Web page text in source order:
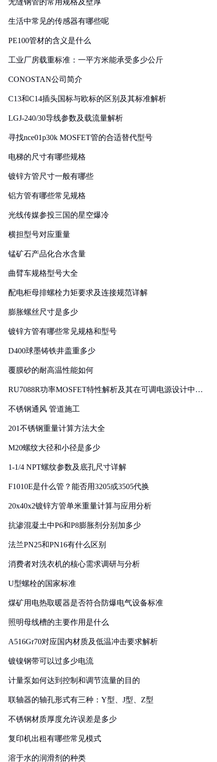
无缝钢管的常用规格及壁厚
生活中常见的传感器有哪些呢
PE100管材的含义是什么
工业厂房载重标准：一平方米能承受多少公斤
CONOSTAN公司简介
C13和C14插头国标与欧标的区别及其标准解析
LGJ-240/30导线参数及载流量解析
寻找nce01p30k MOSFET管的合适替代型号
电梯的尺寸有哪些规格
镀锌方管尺寸一般有哪些
铝方管有哪些常见规格
光线传媒参投三国的星空爆冷
横担型号对应重量
锰矿石产品化合水含量
曲臂车规格型号大全
配电柜母排螺栓力矩要求及连接规范详解
膨胀螺丝尺寸是多少
镀锌方管有哪些常见规格和型号
D400球墨铸铁井盖重多少
覆膜砂的耐高温性能如何
RU7088R功率MOSFET特性解析及其在可调电源设计中的
不锈钢通风 管道施工
201不锈钢重量计算方法大全
M20螺纹大径和小径是多少
1-1/4 NPT螺纹参数及底孔尺寸详解
F1010E是什么管？能否用3205或3505代换
20x40x2镀锌方管单米重量计算与应用分析
抗渗混凝土中P6和P8膨胀剂分别加多少
法兰PN25和PN16有什么区别
消费者对洗衣机的核心需求调研与分析
U型螺栓的国家标准
煤矿用电热取暖器是否符合防爆电气设备标准
照明母线槽的主要作用是什么
A516Gr70对应国内材质及低温冲击要求解析
镀镍钢带可以过多少电流
计量泵如何达到控制和调节流量的目的
联轴器的轴孔形式有三种：Y型、J型、Z型
不锈钢材质厚度允许误差是多少
复印机出租有哪些常见模式
溶于水的润滑剂的种类